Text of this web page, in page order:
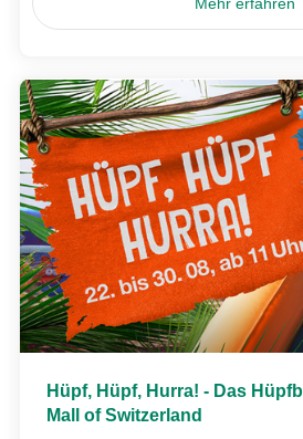
Mehr erfahren
Hüpf, Hüpf, Hurra! - Das
Mall of Switzerland